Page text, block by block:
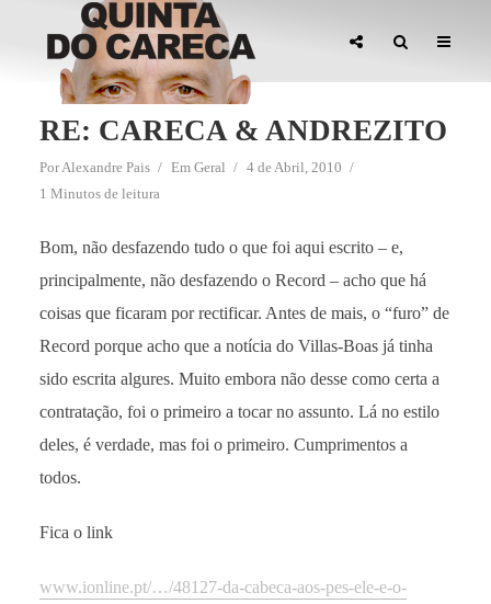
RE: CARECA & ANDREZITO
PorAlexandre Pais Em Geral
4 de Abril, 2010
1 Minutos de leitura
Bom, não desfazendo tudo o que foi aqui escrito – e,
principalmente, não desfazendo o Record – acho que há
coisas que ficaram por rectificar. Antes de mais, o “furo” de
Record porque acho que a notícia do Villas-Boas já tinha
sido escrita algures. Muito embora não desse como certa a
contratação, foi o primeiro a tocar no assunto. Lá no estilo
deles, é verdade, mas foi o primeiro. Cumprimentos a
todos.
Fica o link
www.ionline.pt/…/48127-da-cabeca-aos-pes-ele-e-o-